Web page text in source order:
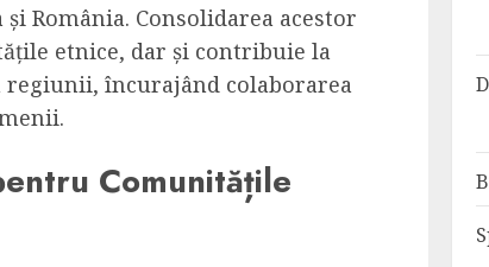
România. Consolidarea acestor
etnice, dar și contribuie la
regiunii, încurajând colaborarea
Comunitățile